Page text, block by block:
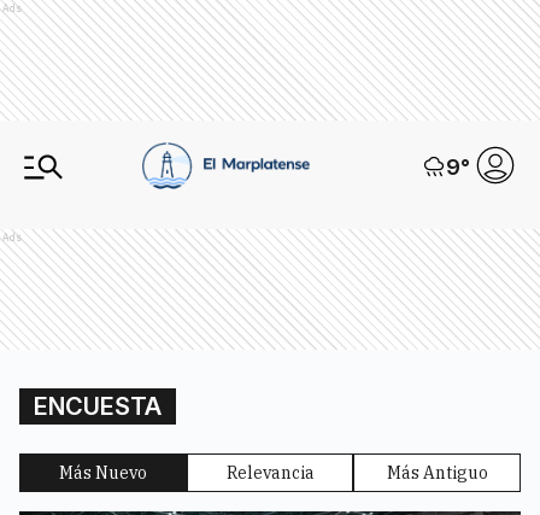
Ads
9°
Ads
ENCUESTA
Más Nuevo Relevancia Más Antiguo